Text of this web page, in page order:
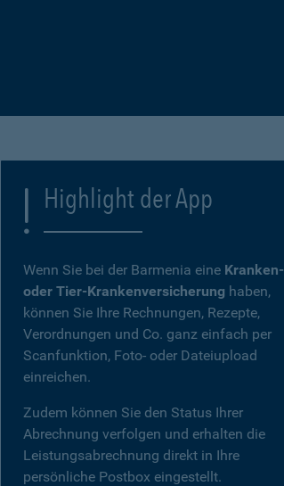
Highlight der App
Wenn Sie bei der Barmenia eine Kranken-
oder Tier-Krankenversicherung haben,
können Sie Ihre Rechnungen, Rezepte,
Verordnungen und Co. ganz einfach per
Scanfunktion, Foto- oder Dateiupload
einreichen.
Zudem können Sie den Status Ihrer
Abrechnung verfolgen und erhalten die
Leistungsabrechnung direkt in Ihre
persönliche Postbox eingestellt.